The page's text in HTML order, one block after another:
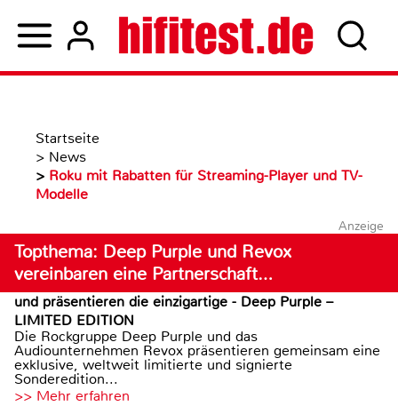
Startseite
> News
> Roku mit Rabatten für Streaming-Player und TV-
Modelle
Anzeige
Topthema: Deep Purple und Revox
vereinbaren eine Partnerschaft…
und präsentieren die einzigartige - Deep Purple –
LIMITED EDITION
Die Rockgruppe Deep Purple und das
Audiounternehmen Revox präsentieren gemeinsam eine
exklusive, weltweit limitierte und signierte
Sonderedition...
>> Mehr erfahren